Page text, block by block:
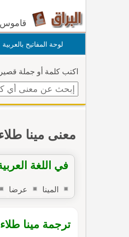
قاموس
لوحة المفاتيح بالعربية
اكتب كلمة أو جملة
معنى مينا
في اللغة
المينا عرضا
ترجمة مينا طلاء